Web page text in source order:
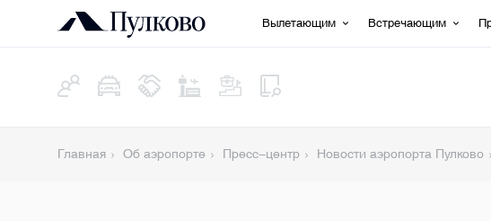
Вылетающим Встречающим
Главная Об аэропорте Пресс-центр Новости аэропорта Пулково